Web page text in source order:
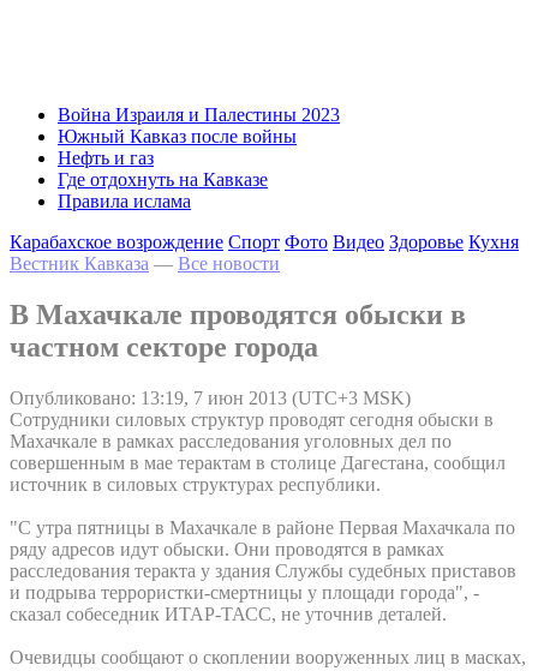
Война Израиля и Палестины 2023
Южный Кавказ после войны
Нефть и газ
Где отдохнуть на Кавказе
Правила ислама
Карабахское возрождение Спорт Фото Видео Здоровье Кухня
Вестник Кавказа — Все новости
В Махачкале проводятся обыски в
частном секторе города
Опубликовано: 13:19, 7 июн 2013 (UTC+3 MSK)
Сотрудники силовых структур проводят сегодня обыски в
Махачкале в рамках расследования уголовных дел по
совершенным в мае терактам в столице Дагестана, сообщил
источник в силовых структурах республики.
"С утра пятницы в Махачкале в районе Первая Махачкала по
ряду адресов идут обыски. Они проводятся в рамках
расследования теракта у здания Службы судебных приставов
и подрыва террористки-смертницы у площади города", -
сказал собеседник ИТАР-ТАСС, не уточнив деталей.
Очевидцы сообщают о скоплении вооруженных лиц в масках,